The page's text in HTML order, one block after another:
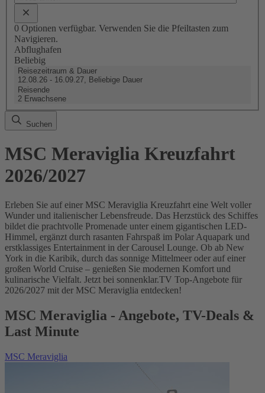
0 Optionen verfügbar. Verwenden Sie die Pfeiltasten zum
Navigieren.
Abflughafen
Beliebig
Reisezeitraum & Dauer
12.08.26 - 16.09.27, Beliebige Dauer
Reisende
2 Erwachsene
Suchen
MSC Meraviglia Kreuzfahrt
2026/2027
Erleben Sie auf einer MSC Meraviglia Kreuzfahrt eine Welt voller
Wunder und italienischer Lebensfreude. Das Herzstück des Schiffes
bildet die prachtvolle Promenade unter einem gigantischen LED-
Himmel, ergänzt durch rasanten Fahrspaß im Polar Aquapark und
erstklassiges Entertainment in der Carousel Lounge. Ob ab New
York in die Karibik, durch das sonnige Mittelmeer oder auf einer
großen World Cruise – genießen Sie modernen Komfort und
kulinarische Vielfalt. Jetzt bei sonnenklar.TV Top-Angebote für
2026/2027 mit der MSC Meraviglia entdecken!
MSC Meraviglia - Angebote, TV-Deals &
Last Minute
MSC Meraviglia